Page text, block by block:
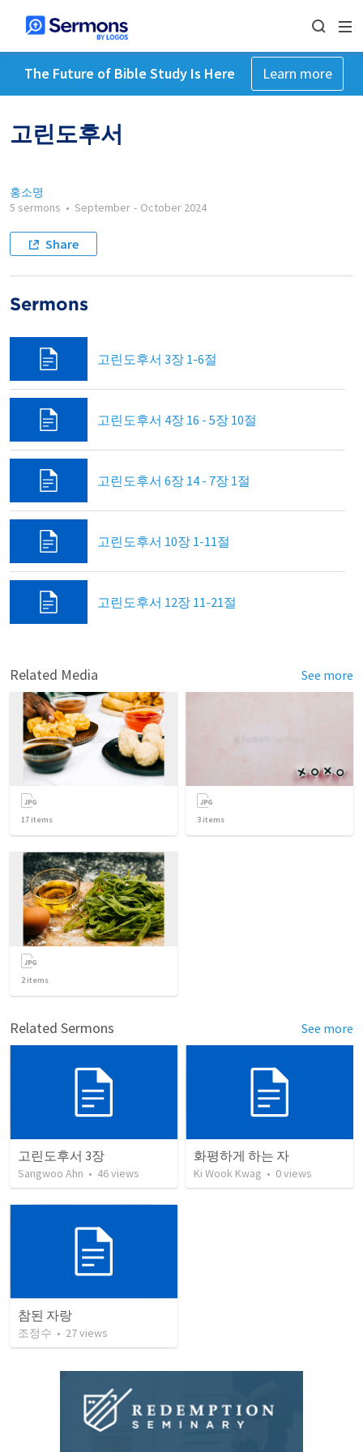
The Future of Bible Study Is Here Learn more
고린도후서
홍소명
5 sermons • September - October 2024
Share
Sermons
고린도후서 3장 1-6절
고린도후서 4장 16 - 5장 10절
고린도후서 6장 14 - 7장 1절
고린도후서 10장 1-11절
고린도후서 12장 11-21절
Related Media See more
17 items 3 items
2items
Related Sermons See more
고린도후서 3장
Sangwoo Ahn • 46views
화평하게 하는 자
Ki Wook Kwag • 0views
참된 자랑
조정수 • 27views